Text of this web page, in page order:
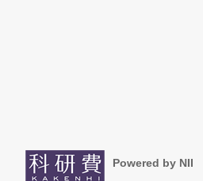
Powered by NII